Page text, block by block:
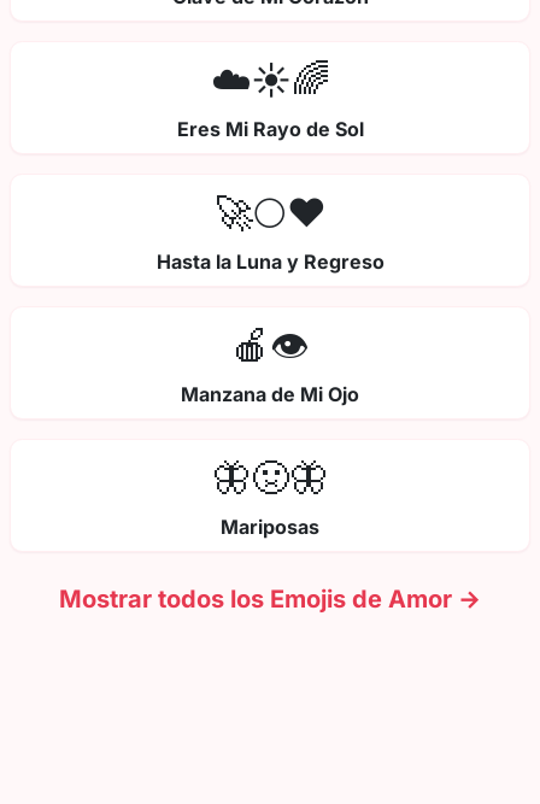
☁️☀️🌈
Eres Mi Rayo de Sol
🚀🌕❤️
Hasta la Luna y Regreso
🍎👁️
Manzana de Mi Ojo
🦋🤢🦋
Mariposas
Mostrar todos los Emojis de Amor →